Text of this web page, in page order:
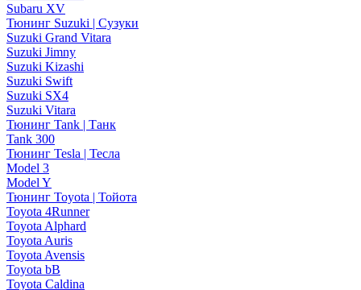
Subaru XV
Тюнинг Suzuki | Сузуки
Suzuki Grand Vitara
Suzuki Jimny
Suzuki Kizashi
Suzuki Swift
Suzuki SX4
Suzuki Vitara
Тюнинг Tank | Танк
Tank 300
Тюнинг Tesla | Тесла
Model 3
Model Y
Тюнинг Toyota | Тойота
Toyota 4Runner
Toyota Alphard
Toyota Auris
Toyota Avensis
Toyota bB
Toyota Caldina